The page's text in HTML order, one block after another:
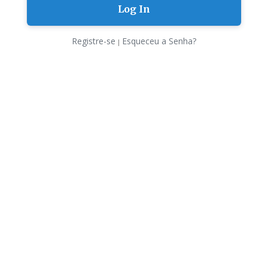
Registre-se | Esqueceu a Senha?